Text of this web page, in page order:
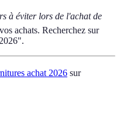
à éviter lors de l'achat de
achats. Recherchez sur
achat 2026 sur